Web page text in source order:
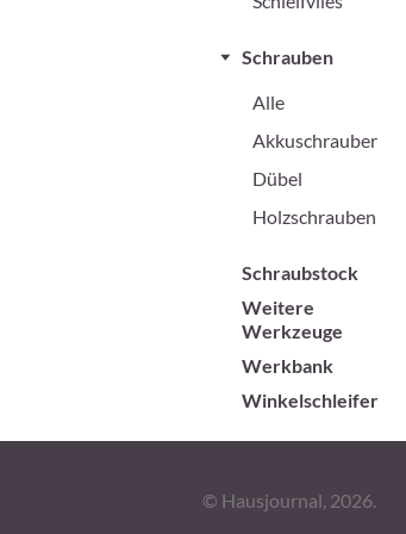
Schrauben
Alle
Akkuschrauber
Dübel
Holzschrauben
Schraubstock
Weitere
Werkzeuge
Werkbank
Winkelschleifer
© Hausjournal, 2026.